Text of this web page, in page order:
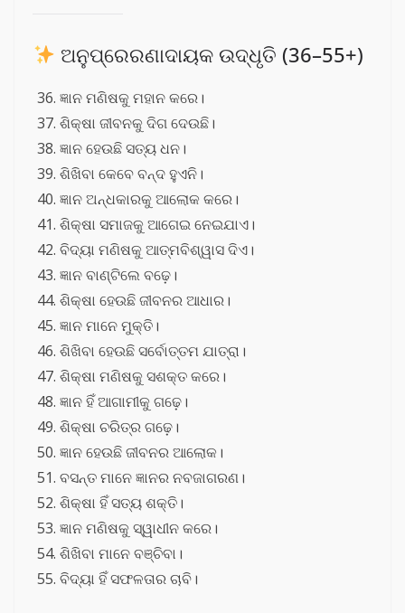
ଅନୁପ୍ରେରଣାଦାୟକ ଉଦ୍ଧୃତି (36–55+)
ଜ୍ଞାନ ମଣିଷକୁ ମହାନ କରେ।
ଶିକ୍ଷା ଜୀବନକୁ ଦିଗ ଦେଉଛି।
ଜ୍ଞାନ ହେଉଛି ସତ୍ୟ ଧନ।
ଶିଖିବା କେବେ ବନ୍ଦ ହୁଏନି।
ଜ୍ଞାନ ଅନ୍ଧକାରକୁ ଆଲୋକ କରେ।
ଶିକ୍ଷା ସମାଜକୁ ଆଗେଇ ନେଇଯାଏ।
ବିଦ୍ୟା ମଣିଷକୁ ଆତ୍ମବିଶ୍ୱାସ ଦିଏ।
ଜ୍ଞାନ ବାଣ୍ଟିଲେ ବଢ଼େ।
ଶିକ୍ଷା ହେଉଛି ଜୀବନର ଆଧାର।
ଜ୍ଞାନ ମାନେ ମୁକ୍ତି।
ଶିଖିବା ହେଉଛି ସର୍ବୋତ୍ତମ ଯାତ୍ରା।
ଶିକ୍ଷା ମଣିଷକୁ ସଶକ୍ତ କରେ।
ଜ୍ଞାନ ହିଁ ଆଗାମୀକୁ ଗଢ଼େ।
ଶିକ୍ଷା ଚରିତ୍ର ଗଢ଼େ।
ଜ୍ଞାନ ହେଉଛି ଜୀବନର ଆଲୋକ।
ବସନ୍ତ ମାନେ ଜ୍ଞାନର ନବଜାଗରଣ।
ଶିକ୍ଷା ହିଁ ସତ୍ୟ ଶକ୍ତି।
ଜ୍ଞାନ ମଣିଷକୁ ସ୍ୱାଧୀନ କରେ।
ଶିଖିବା ମାନେ ବଞ୍ଚିବା।
ବିଦ୍ୟା ହିଁ ସଫଳତାର ଚାବି।